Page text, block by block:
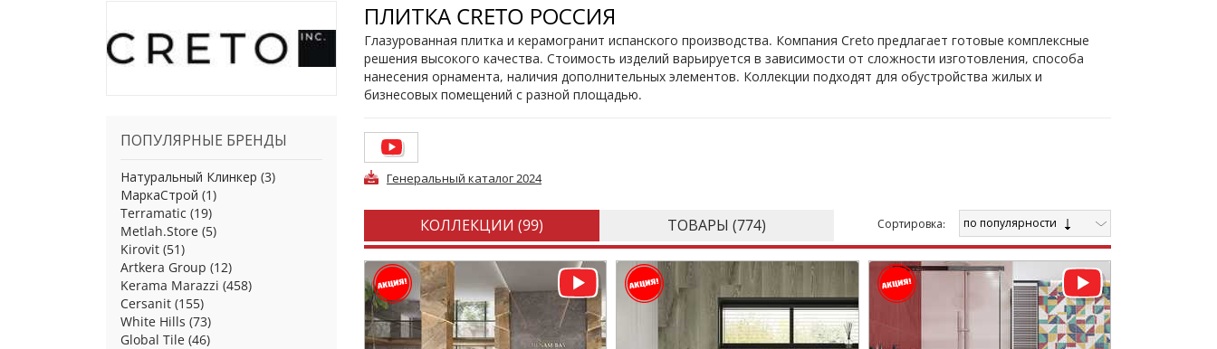
ПОПУЛЯРНЫЕ БРЕНДЫ
Натуральный Клинкер (3)
МаркаСтрой (1)
Terramatic (19)
Metlah.Store (5)
Kirovit (51)
Artkera Group (12)
Kerama Marazzi (458)
Cersanit (155)
White Hills (73)
Global Tile (46)
ПЛИТКА CRETO РОССИЯ
Глазурованная плитка и керамогранит испанского производства. Компания Creto предлагает готовые комплексные
решения высокого качества. Стоимость изделий варьируется в зависимости от сложности изготовления, способа
нанесения орнамента, наличия дополнительных элементов. Коллекции подходят для обустройства жилых и
бизнесовых помещений с разной площадью.
Генеральный каталог 2024
КОЛЛЕКЦИИ (99) ТОВАРЫ (774) Cортировка: по популярности